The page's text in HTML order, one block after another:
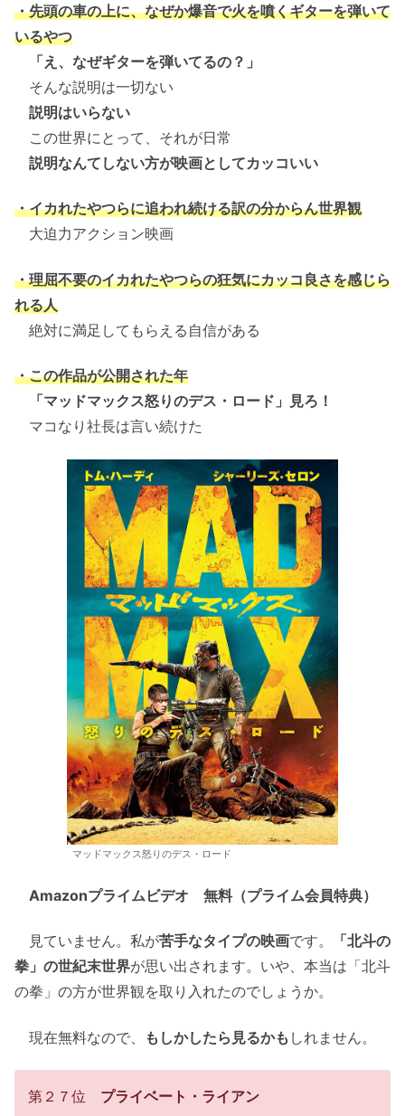
・先頭の車の上に、なぜか爆音で火を噴くギターを弾いて
いるやつ
「え、なぜギターを弾いてるの？」
そんな説明は一切ない
説明はいらない
この世界にとって、それが日常
説明なんてしない方が映画としてカッコいい
・イカれたやつらに追われ続ける訳の分からん世界観
大迫力アクション映画
・理屈不要のイカれたやつらの狂気にカッコ良さを感じら
れる人
絶対に満足してもらえる自信がある
・この作品が公開された年
「マッドマックス怒りのデス・ロード」見ろ！
マコなり社長は言い続けた
マッドマックス怒りのデス・ロード
Amazonプライムビデオ 無料（プライム会員特典）
見ていません。私が苦手なタイプの映画です。
「北斗の
拳」の世紀末世界が思い出されます。いや、本当は「北斗
の拳」の方が世界観を取り入れたのでしょうか。
現在無料なので、 もしかしたら見るかも しれません。
第２７位 プライベート・ライアン